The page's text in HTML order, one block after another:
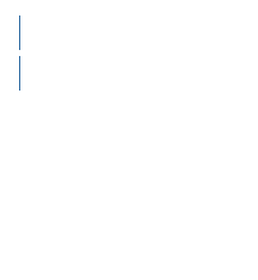
Демонтаж